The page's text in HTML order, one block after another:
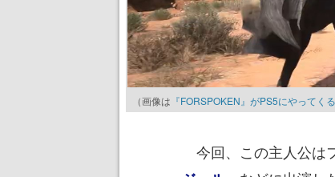
（画像は 『FORSPOKEN』がPS5にやってく
今回、この主人公は